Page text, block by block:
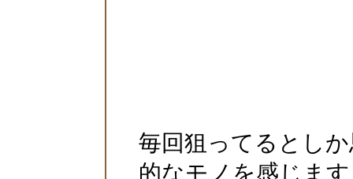
毎回狙ってるとし
的なモノを感じま